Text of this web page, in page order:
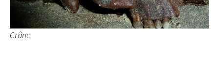
Crâne